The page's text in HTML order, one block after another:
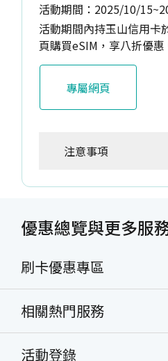
活動期間：2025/10/
活動期間內持玉山信用卡
頁購買eSIM，享八折優惠
專屬網頁
注意事項
優惠總覽與更多服
刷卡優惠專區
相關熱門服務
活動登錄